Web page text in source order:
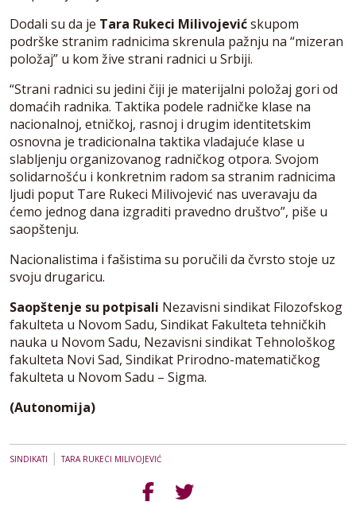
Dodali su da je Tara Rukeci Milivojevićskupom
podrške stranim radnicima skrenula pažnju na “mizeran
položaj” u kom žive strani radnici u Srbiji.
“Strani radnici su jedini čiji je materijalni položaj gori od
domaćih radnika. Taktika podele radničke klase na
nacionalnoj, etničkoj, rasnoj i drugim identitetskim
osnovna je tradicionalna taktika vladajuće klase u
slabljenju organizovanog radničkog otpora. Svojom
solidarnošću i konkretnim radom sa stranim radnicima
ljudi poput Tare Rukeci Milivojević nas uveravaju da
ćemo jednog dana izgraditi pravedno društvo”, piše u
saopštenju.
Nacionalistima i fašistima su poručili da čvrsto stoje uz
svoju drugaricu.
Saopštenje su potpisali Nezavisni sindikat Filozofskog
fakulteta u Novom Sadu, Sindikat Fakulteta tehničkih
nauka u Novom Sadu, Nezavisni sindikat Tehnološkog
fakulteta Novi Sad, Sindikat Prirodno-matematičkog
fakulteta u Novom Sadu – Sigma.
(Autonomija)
SINDIKATI |TARA RUKECI MILIVOJEVIĆ